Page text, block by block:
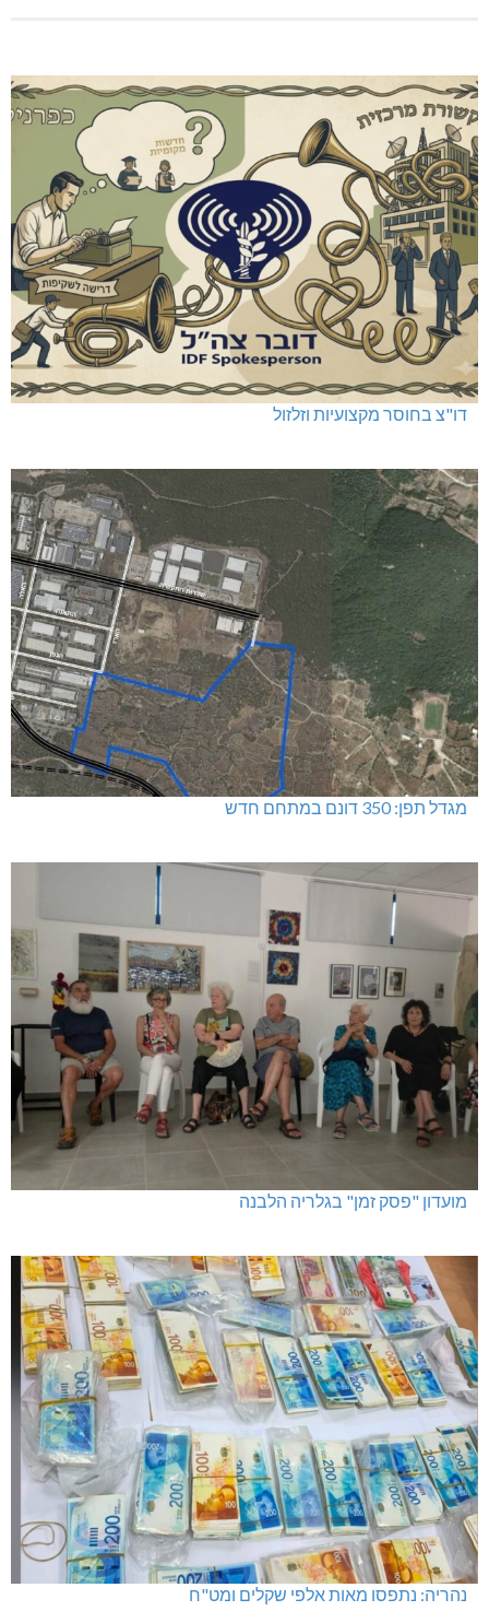
דו"צ בחוסר מקצועיות וזלזול
מגדל תפן: 350 דונם במתחם חדש
מועדון "פסק זמן" בגלריה הלבנה
נהריה: נתפסו מאות אלפי שקלים ומט"ח